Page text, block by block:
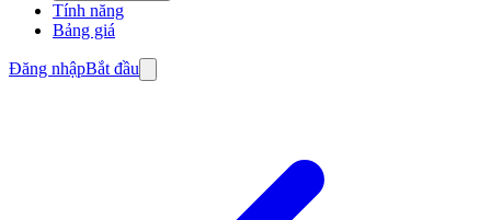
Tính năng
Bảng giá
Đăng nhậpBắt đầu